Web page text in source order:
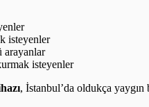
isteyenler
arayanlar
isteyenler
, İstanbul’da oldukça